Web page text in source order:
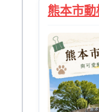
熊本市動